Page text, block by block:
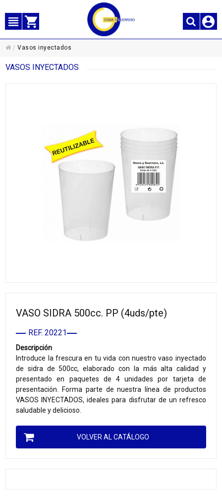
/Vasos inyectados
VASOS INYECTADOS
VASO SIDRA 500cc. PP (4uds/pte)
REF. 20221
Descripción
Introduce la frescura en tu vida con nuestro vaso inyectado
de sidra de 500cc, elaborado con la más alta calidad y
presentado en paquetes de 4 unidades por tarjeta de
presentación. Forma parte de nuestra línea de productos
VASOS INYECTADOS, ideales para disfrutar de un refresco
saludable y delicioso.
VOLVER AL CATÁLOGO